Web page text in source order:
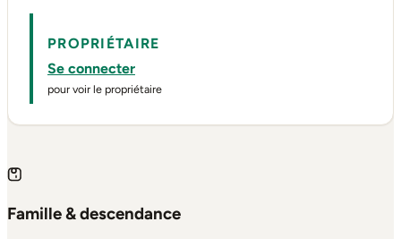
PROPRIÉTAIRE
Se connecter
pour voir le propriétaire
Famille & descendance